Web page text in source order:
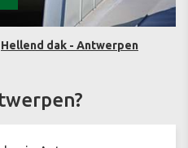
Hellend dak - Antwerpen